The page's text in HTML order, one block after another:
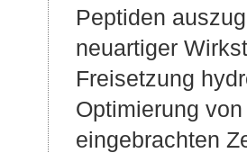
Peptiden
neuartiger
Freisetzung
Optimierung
eingebrachten